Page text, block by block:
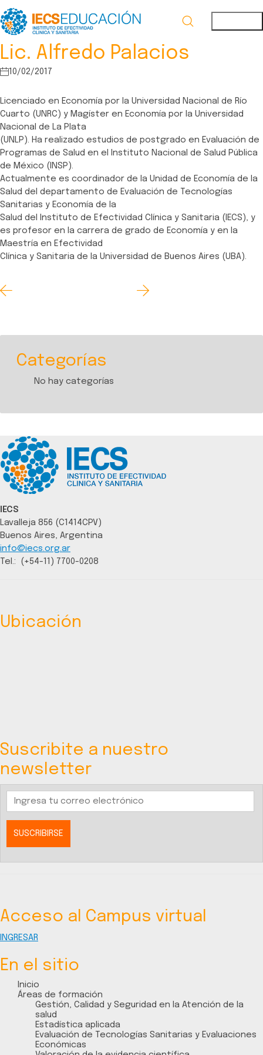
Lic. Alfredo Palacios
10/02/2017
Licenciado en Economía por la Universidad Nacional de Río
Cuarto (UNRC) y Magíster en Economía por la Universidad
Nacional de La Plata
(UNLP). Ha realizado estudios de postgrado en Evaluación de
Programas de Salud en el Instituto Nacional de Salud Pública
de México (INSP).
Actualmente es coordinador de la Unidad de Economía de la
Salud del departamento de Evaluación de Tecnologías
Sanitarias y Economía de la
Salud del Instituto de Efectividad Clínica y Sanitaria (IECS), y
es profesor en la carrera de grado de Economía y en la
Maestría en Efectividad
Clínica y Sanitaria de la Universidad de Buenos Aires (UBA).
Categorías
No hay categorías
IECS
Lavalleja 856 (C1414CPV)
Buenos Aires, Argentina
info@iecs.org.ar
Tel.: (+54-11) 7700-0208
Ubicación
Suscribite a nuestro
newsletter
Acceso al Campus virtual
INGRESAR
En el sitio
Inicio
Áreas de formación
Gestión, Calidad y Seguridad en la Atención de la
salud
Estadística aplicada
Evaluación de Tecnologías Sanitarias y Evaluaciones
Económicas